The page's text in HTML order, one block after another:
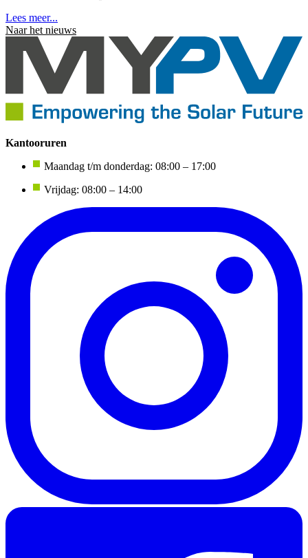
Lees meer...
Naar het nieuws
Kantooruren
Maandag t/m donderdag: 08:00 – 17:00
Vrijdag: 08:00 – 14:00